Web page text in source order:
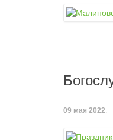
09 мая 2022.